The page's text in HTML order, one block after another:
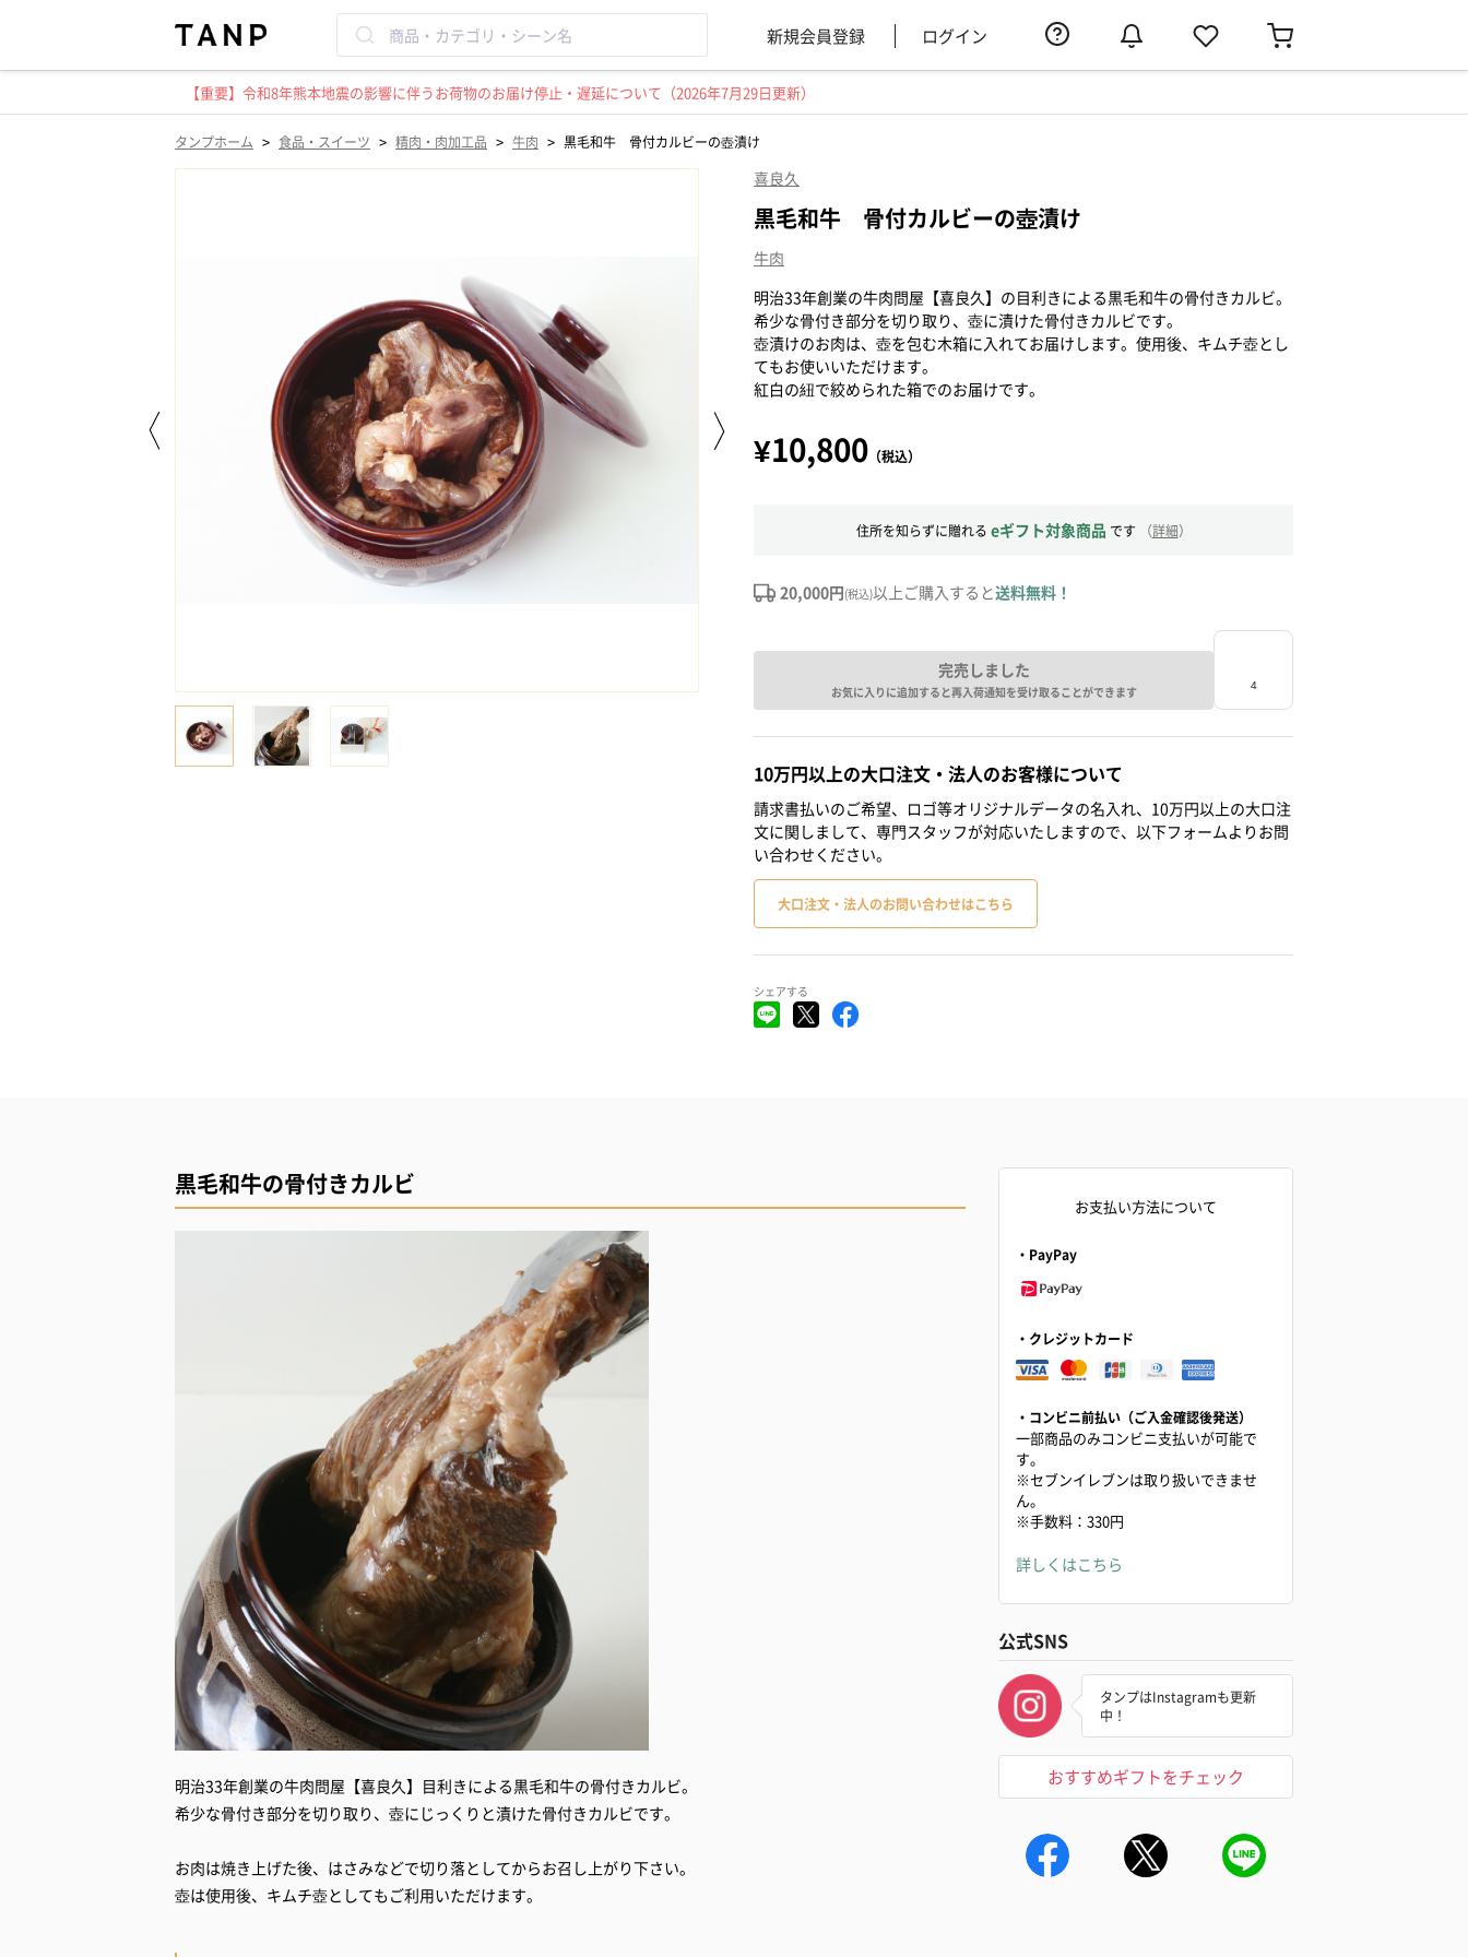
新規会員登録 ログイン
【重要】令和8年熊本地震の影響に伴うお荷物のお届け停止・遅延について（2026年7月29日更新）
タンプホーム > 食品・スイーツ > 精肉・肉加工品 > 牛肉 > 黒毛和牛 骨付カルビーの壺漬け
喜良久
黒毛和牛 骨付カルビーの壺漬け
牛肉
明治33年創業の牛肉問屋【喜良久】の目利きによる黒毛和牛の骨付きカルビ。
希少な骨付き部分を切り取り、壺に漬けた骨付きカルビです。
壺漬けのお肉は、壺を包む木箱に入れてお届けします。使用後、キムチ壺とし
てもお使いいただけます。
紅白の紐で絞められた箱でのお届けです。
¥10,800 （税込）
住所を知らずに贈れる eギフト対象商品 です （詳細）
20,000円(税込)以上ご購入すると送料無料！
完売しました
お気に入りに追加すると再入荷通知を受け取ることができます
10万円以上の大口注文・法人のお客様について
請求書払いのご希望、ロゴ等オリジナルデータの名入れ、10万円以上の大口注
文に関しまして、専門スタッフが対応いたしますので、以下フォームよりお問
い合わせください。
大口注文・法人のお問い合わせはこちら
シェアする
黒毛和牛の骨付きカルビ
明治33年創業の牛肉問屋【喜良久】目利きによる黒毛和牛の骨付きカルビ。
希少な骨付き部分を切り取り、壺にじっくりと漬けた骨付きカルビです。
お肉は焼き上げた後、はさみなどで切り落としてからお召し上がり下さい。
壺は使用後、キムチ壺としてもご利用いただけます。
お支払い方法について
・PayPay
・クレジットカード
・コンビニ前払い（ご入金確認後発送）
一部商品のみコンビニ支払いが可能で
す。
※セブンイレブンは取り扱いできませ
ん。
※手数料：330円
詳しくはこちら
公式SNS
タンプはInstagramも更新
中！
おすすめギフトをチェック